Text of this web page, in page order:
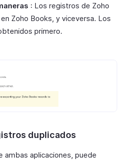
: Los registros de Zoho
Zoho Books, y viceversa. Los
primero.
duplicados
ambas aplicaciones, puede